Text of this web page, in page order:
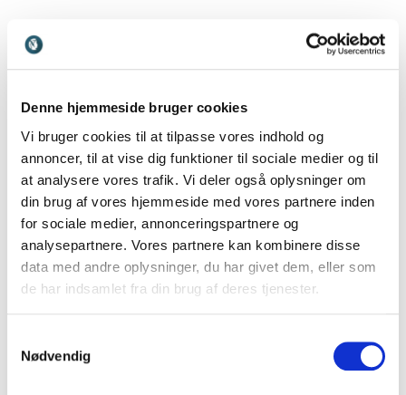
Denne hjemmeside bruger cookies
Vi bruger cookies til at tilpasse vores indhold og
annoncer, til at vise dig funktioner til sociale medier og til
at analysere vores trafik. Vi deler også oplysninger om
din brug af vores hjemmeside med vores partnere inden
for sociale medier, annonceringspartnere og
analysepartnere. Vores partnere kan kombinere disse
data med andre oplysninger, du har givet dem, eller som
de har indsamlet fra din brug af deres tjenester.
Nødvendig
Henrik Tingleff
Flokdyr og Egodyr på
arbejdspladsen
Her kan du hente hele dagens præsentation
E-mail